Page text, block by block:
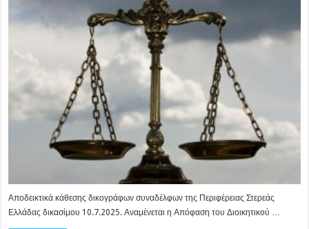
Αποδεικτικά κάθεσης δικογράφων συναδέλφων της Περιφέρειας Στερεάς
Ελλάδας δικασίμου 10.7.2025. Αναμένεται η Απόφαση του Διοικητικού …